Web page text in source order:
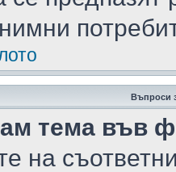
Въпроси
тема във
на